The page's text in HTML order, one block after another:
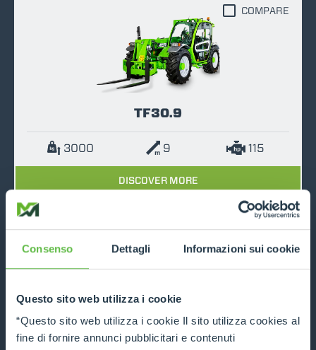
Consenso Dettagli Informazioni sui cookie
Questo sito web utilizza i cookie
“Questo sito web utilizza i cookie Il sito utilizza cookies al
fine di fornire annunci pubblicitari e contenuti
TF30.9
3000 9 115
DISCOVER MORE
COMPARE
TF33.7
COMPARE